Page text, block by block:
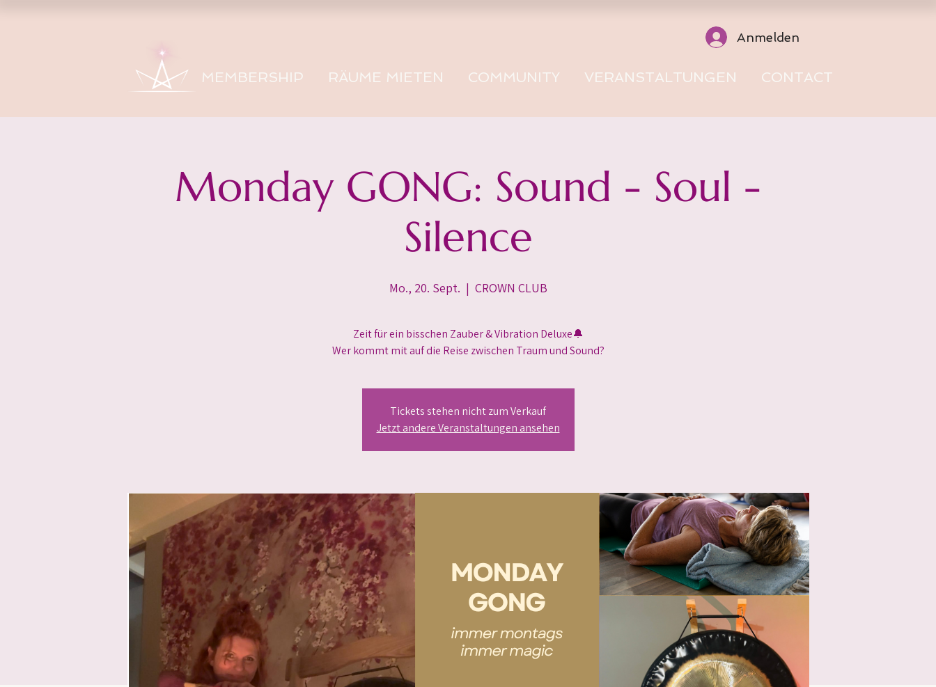
Anmelden
MEMBERSHIP RÄUME MIETEN COMMUNITY VERANSTALTUNGEN CONTACT
Monday GONG: Sound - Soul -
Silence
Mo., 20. Sept.
  |
CROWN CLUB
Zeit für ein bisschen Zauber & Vibration Deluxe🔔
Wer kommt mit auf die Reise zwischen Traum und Sound?
Tickets stehen nicht zum Verkauf
Jetzt andere Veranstaltungen ansehen